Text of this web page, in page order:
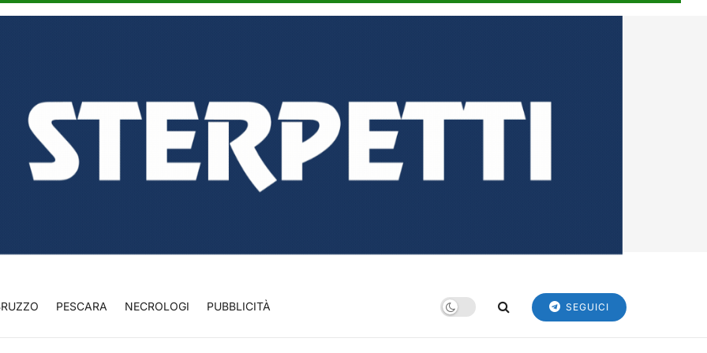
PESCARA NECROLOGI PUBBLICITÀ SEGUICI